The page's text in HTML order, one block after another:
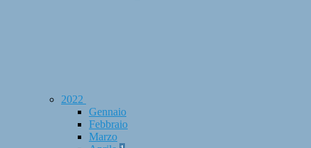
2022
Gennaio
Febbraio
Marzo